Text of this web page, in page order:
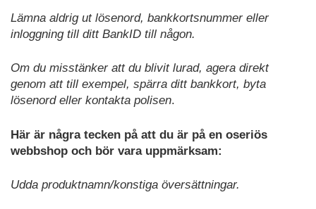
Lämna aldrig ut lösenord, bankkortsnummer eller
inloggning till ditt BankID till någon.
Om du misstänker att du blivit lurad, agera direkt
genom att till exempel, spärra ditt bankkort, byta
lösenord eller kontakta polisen.
Här är några tecken på att du är på en oseriös
webbshop och bör vara uppmärksam:
Udda produktnamn/konstiga översättningar.